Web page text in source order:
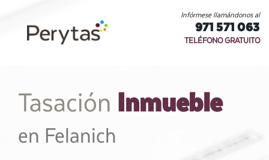
Infórmese llamándonos al
971 571 063
TELÉFONO GRATUITO
Tasación Inmueble
en Felanich